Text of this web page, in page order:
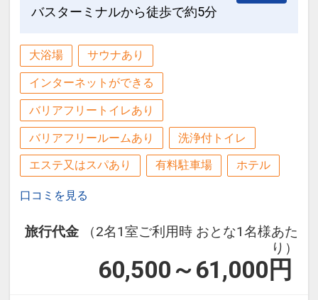
豊崎美らＳＵＮビーチ（徒歩約10分）
歩約6分）
イーアス沖縄豊崎（徒歩約6分）
ローソン（徒歩約4分）
設定期間：2021年12月25日～2027年1
月31日
インターネットコース番号：DP-2-
200000005186
□ゆいレール赤嶺駅前から送迎サービス
有り
※送迎車のご利用は事前予約制となって
おりますので、ご希望のお客様は両ホテ
ルのフロント又はお電話で申し込み下さ
い。
（ご予約はご利用の30分前までにお願い
いたします。）
※各便とも定員９名になり次第お断りす
ることもございますので予めご了承下さ
※ご集合に付きましてはご出発の10分前
バスターミナルから徒歩で約5分
大浴場 サウナあり
インターネットができる
バリアフリートイレあり
バリアフリールームあり 洗浄付トイレ
エステ又はスパあり 有料駐車場 ホテル
口コミを見る
旅行代金
（2名1室ご利用時 おとな1名様あた
り）
60,500～61,000 円